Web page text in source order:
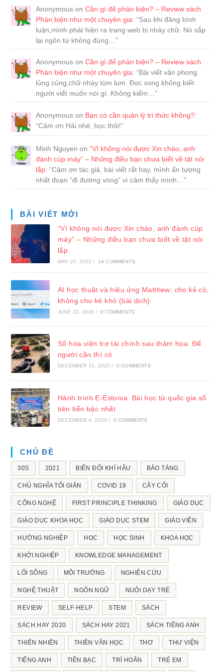
Anonymous onCần gì để phản biện? – Review sách
Phản biện như một chuyên gia: “Sau khi đăng bình
luận,mình phát hiện ra trang web bị nhảy chữ. Nó sắp
lại ngôn từ không đúng…”
Anonymous onCần gì để phản biện? – Review sách
Phản biện như một chuyên gia: “Bài viết văn phong
lủng củng,chữ nhảy tùm lum. Đọc xong không biết
người viết muốn nói gì. Không kiểm…”
Anonymous on Bạn có cần quản lý tri thức không?:
“Cảm ơn Hải nhé, học thôi!”
Minh Nguyen on“Vì không nói được Xin chào, anh
đành cúp máy” – Những điều bạn chưa biết về tật nói
lắp: “Cảm ơn tác giả, bài viết rất hay, mình ấn tượng
nhất đoạn “đi đường vòng” vì cảm thấy mình…”
BÀI VIẾT MỚI
“Vì không nói được Xin chào, anh đành cúp
máy” – Những điều bạn chưa biết về tật nói
lắp
MAY 22, 2023 / 14 COMMENTS
AI học thuật và hiệu ứng Matthew: cho kẻ có,
không cho kẻ khó (bài dịch)
JUNE 22, 2026 / 0 COMMENTS
Số hóa viện trợ tài chính sau thảm họa: Để
người cần thì có
DECEMBER 21, 2025 / 0 COMMENTS
Hành trình E-Estonia: Bài học từ quốc gia số
tiên tiến bậc nhất
DECEMBER 6, 2025 / 0 COMMENTS
CHỦ ĐỀ
30S 2021 BIẾN ĐỔI KHÍ HẬU BẢO TÀNG
CHỦ NGHĨA TỐI GIẢN COVID 19 CÂY CỐI
CÔNG NGHỆ FIRST PRINCIPLE THINKING GIÁO DỤC
GIÁO DỤC KHOA HỌC GIÁO DỤC STEM GIÁO VIÊN
HƯỚNG NGHIỆP HỌC HỌC SINH KHOA HỌC
KHỞI NGHIỆP KNOWLEDGE MANAGEMENT
LỐI SỐNG MÔI TRƯỜNG NGHIÊN CỨU
NGHỆ THUẬT NGÔN NGỮ NUÔI DẠY TRẺ
REVIEW SELF-HELP STEM SÁCH
SÁCH HAY 2020 SÁCH HAY 2021 SÁCH TIẾNG ANH
THIÊN NHIÊN THIÊN VĂN HỌC THƠ THƯ VIỆN
TIẾNG ANH TIỀN BẠC TRÌ HOÃN TRẺ EM